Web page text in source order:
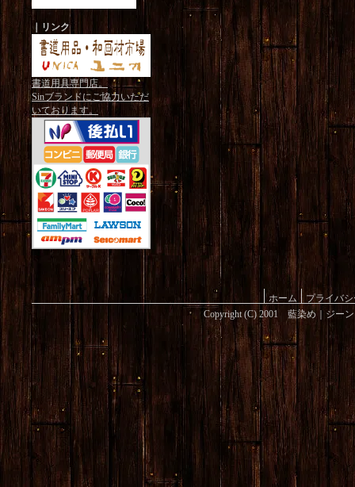
｜リンク
書道用具専門店。
Sinブランドにご協力いただ
いております。
ホーム
プライバ
Copyright (C) 2001 藍染め｜ジー